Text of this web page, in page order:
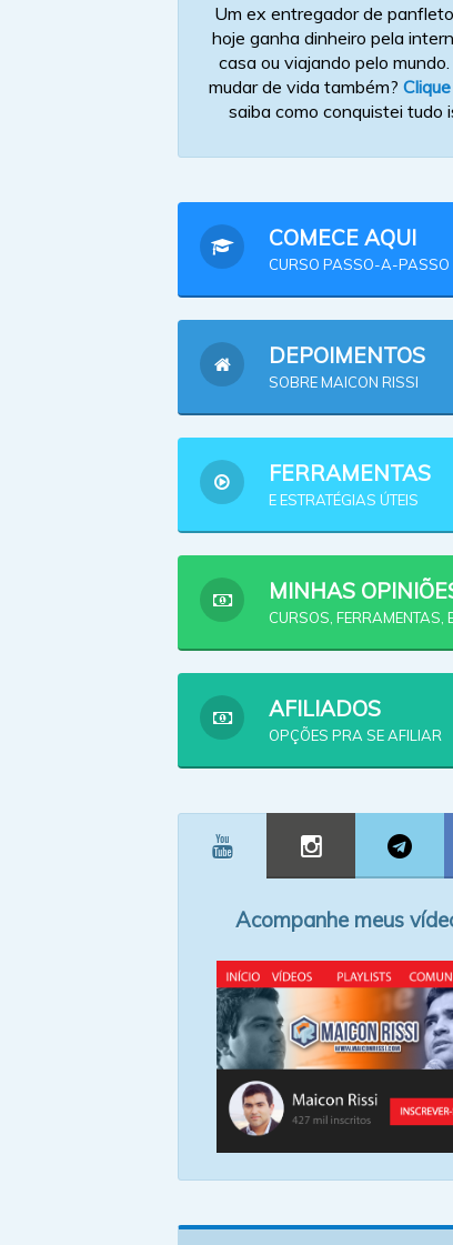
Um ex entregador de
hoje ganha dinheiro pela
casa ou viajando pelo
mudar de vida também?
saiba como conquistei tudo
COMECE AQUI
CURSO PASSO-A-PASSO
DEPOIMENTOS
SOBRE MAICON RISSI
FERRAMENTAS
E ESTRATÉGIAS ÚTEIS
MINHAS
CURSOS, FERRAMENTAS,
AFILIADOS
OPÇÕES PRA SE AFILIAR
Acompanhe meus